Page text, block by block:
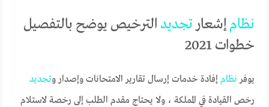
نظامإشعارتجديد الترخيص يوضح بالتفصيل
خطوات 2021
يوفر نظام إفادة خدمات إرسال تقارير الامتحانات وإصدار وتجديد
رخص القيادة في المملكة ، ولا يحتاج مقدم الطلب إلى رخصة لاستلام